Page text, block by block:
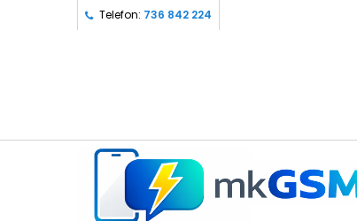
Telefon: 736 842 224